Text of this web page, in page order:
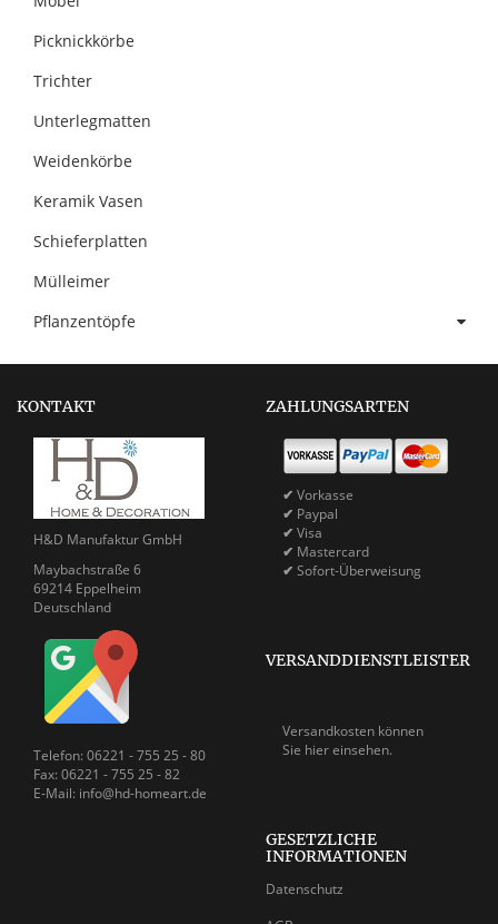
Picknickkörbe
Trichter
Unterlegmatten
Weidenkörbe
Keramik Vasen
Schieferplatten
Mülleimer
Pflanzentöpfe
KONTAKT
H&D Manufaktur GmbH
Maybachstraße 6
69214 Eppelheim
Deutschland
Telefon: 06221 - 755 25 - 80
Fax: 06221 - 755 25 - 82
E-Mail: info@hd-homeart.de
ZAHLUNGSARTEN
✔ Vorkasse
✔ Paypal
✔ Visa
✔ Mastercard
✔ Sofort-Überweisung
VERSANDDIENSTLEISTER
Versandkosten können
Sie hier einsehen.
GESETZLICHE
INFORMATIONEN
Datenschutz